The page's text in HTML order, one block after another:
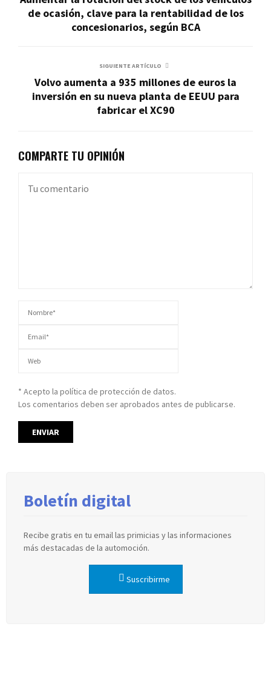
de ocasión, clave para la rentabilidad de los
concesionarios, según BCA
SIGUIENTE ARTÍCULO
Volvo aumenta a 935 millones de euros la
inversión en su nueva planta de EEUU para
fabricar el XC90
COMPARTE TU OPINIÓN
* Acepto la política de protección de datos.
Los comentarios deben ser aprobados antes de publicarse.
Boletín digital
Recibe gratis en tu email las primicias y las informaciones
más destacadas de la automoción.
Suscribirme